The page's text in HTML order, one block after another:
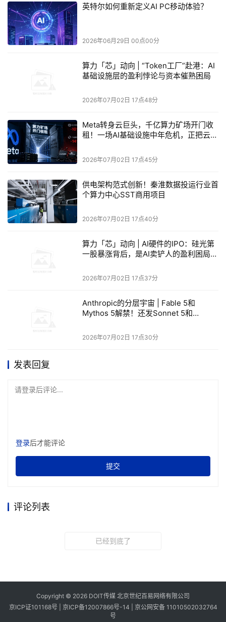
英特尔如何重新定义AI PC移动体验？
2026年06月29日 00点00分
算力「芯」动向 | “Token工厂”赴港：AI
基础设施层的盈利悖论与资本催熟困局
2026年07月02日 17点48分
Meta转身云巨头，千亿算力矿场开门收
租！一场AI基础设施中年危机，正把云计
2026年07月02日 17点45分
供电架构范式创新！秦淮数据投运行业首
个算力中心SST商用项目
2026年07月02日 17点40分
算力「芯」动向 | AI硬件的IPO：硅光第
一股暴涨背后，是AI卖铲人的盈利困局与
2026年07月02日 17点37分
Anthropic的分层宇宙 | Fable 5和
Mythos 5解禁！还发Sonnet 5和
2026年07月02日 17点30分
发表回复
请登录后评论...
登录后才能评论
提交
评论列表
已经到底了
Copyright © 2026 DOIT传媒 北京世纪百易网络有限公司
京ICP证101168号 | 京ICP备12007866号-14
京公网安备 11010502032764
号